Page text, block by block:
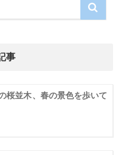
事
桜並木、春の景色を歩いて